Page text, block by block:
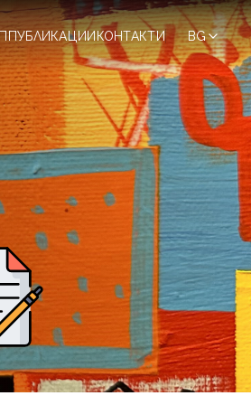
ПУБЛИКАЦИИ КОНТАКТИ BG